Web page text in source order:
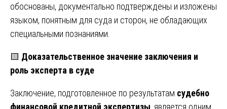
обоснованы, документально подтверждены и изложены
языком, понятным для суда и сторон, не обладающих
специальными познаниями.
🟨 Доказательственное значение заключения и
роль эксперта в суде
Заключение, подготовленное по результатам судебно
финансовой кредитной экспертизы, является одним